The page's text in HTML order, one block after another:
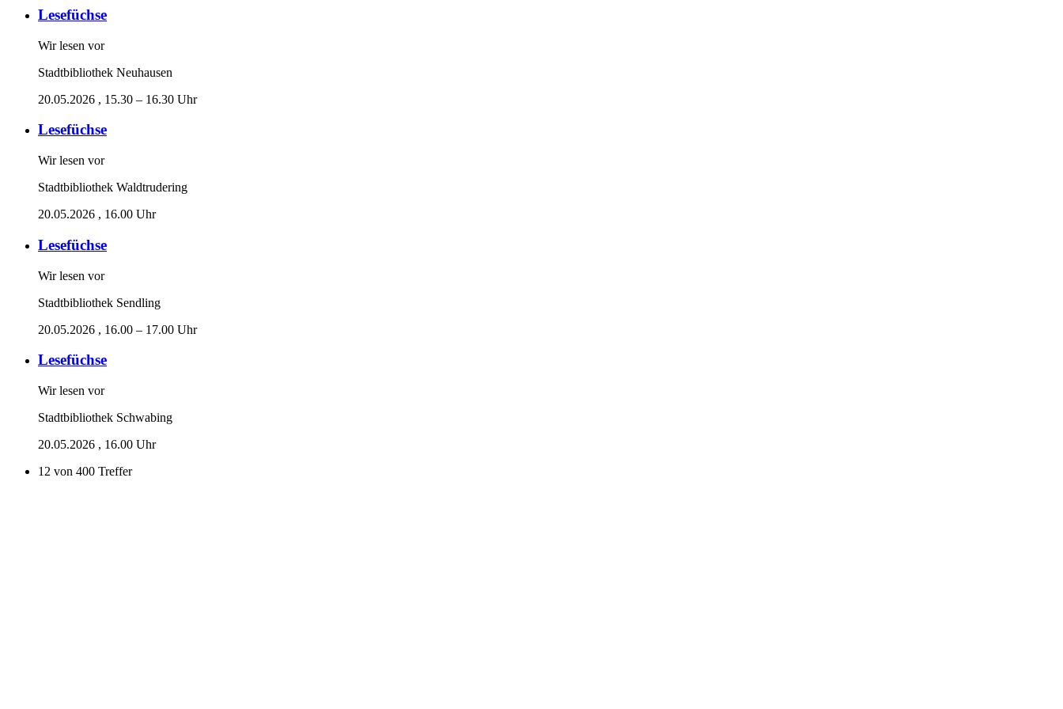
Lesefüchse
Wir lesen vor
Stadtbibliothek Neuhausen
20.05.2026 , 15.30 – 16.30 Uhr
Lesefüchse
Wir lesen vor
Stadtbibliothek Waldtrudering
20.05.2026 , 16.00 Uhr
Lesefüchse
Wir lesen vor
Stadtbibliothek Sendling
20.05.2026 , 16.00 – 17.00 Uhr
Lesefüchse
Wir lesen vor
Stadtbibliothek Schwabing
20.05.2026 , 16.00 Uhr
12 von 400 Treffer